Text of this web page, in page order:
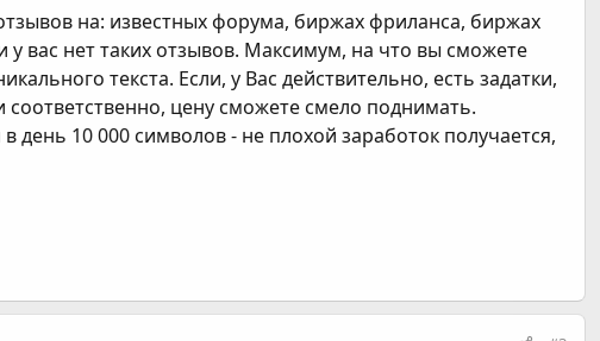
на: известных форума, биржах фриланса, биржах
у вас нет таких отзывов. Максимум, на что вы сможете
текста. Если, у Вас действительно, есть задатки,
цену сможете смело поднимать.
день 10 000 символов - не плохой заработок получается,